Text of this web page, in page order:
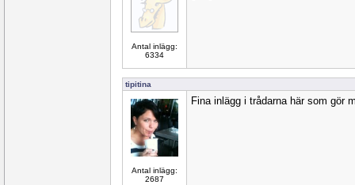
Antal inlägg:
6334
tipitina
Antal inlägg:
2687
Fina inlägg i trådarna här som gör